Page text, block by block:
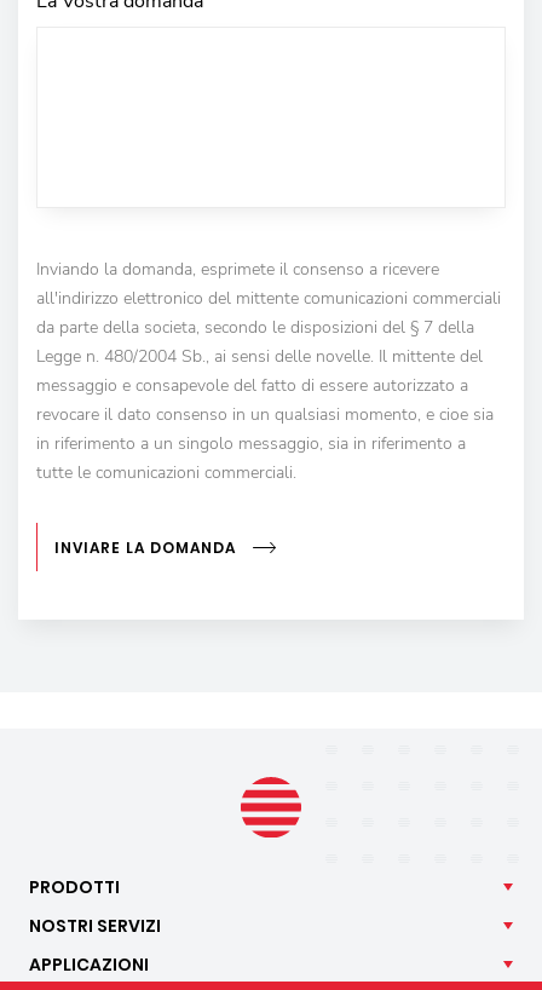
Inviando la domanda, esprimete il consenso a ricevere
all'indirizzo elettronico del mittente comunicazioni commerciali
da parte della societa, secondo le disposizioni del § 7 della
Legge n. 480/2004 Sb., ai sensi delle novelle. Il mittente del
messaggio e consapevole del fatto di essere autorizzato a
revocare il dato consenso in un qualsiasi momento, e cioe sia
in riferimento a un singolo messaggio, sia in riferimento a
tutte le comunicazioni commerciali.
INVIARE LA DOMANDA
PRODOTTI
NOSTRI SERVIZI
APPLICAZIONI